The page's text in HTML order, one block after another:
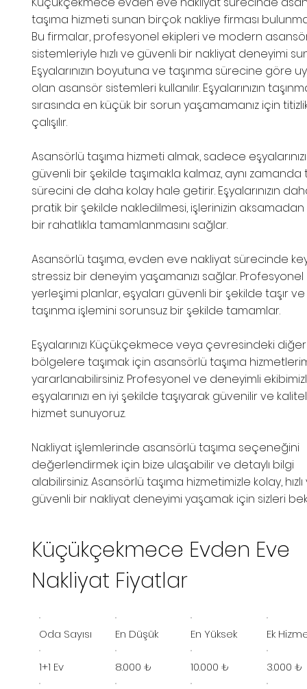
taşıma hizmeti sunan birçok nakliye firması
Bu firmalar, profesyonel ekipleri ve modern
sistemleriyle hızlı ve güvenli bir nakliyat deneyimi
Eşyalarınızın boyutuna ve taşınma sürecine göre
olan asansör sistemleri kullanılır. Eşyalarınızın
sırasında en küçük bir sorun yaşamamanız için
çalışılır.
Asansörlü taşıma hizmeti almak, sadece
güvenli bir şekilde taşımakla kalmaz, aynı zamanda
sürecini de daha kolay hale getirir. Eşyalarınızın
pratik bir şekilde nakledilmesi, işlerinizin
bir rahatlıkla tamamlanmasını sağlar.
Asansörlü taşıma, evden eve nakliyat sürecinde
stressiz bir deneyim yaşamanızı sağlar. Profesyonel
yerleşimi planlar, eşyaları güvenli bir şekilde taşır ve
taşınma işlemini sorunsuz bir şekilde tamamlar.
Eşyalarınızı Küçükçekmece veya çevresindeki diğer
bölgelere taşımak için asansörlü taşıma
yararlanabilirsiniz. Profesyonel ve deneyimli
eşyalarınızı en iyi şekilde taşıyarak güvenilir ve
hizmet sunuyoruz.
Nakliyat işlemlerinde asansörlü taşıma seçeneğini
değerlendirmek için bize ulaşabilir ve detaylı bilgi
alabilirsiniz. Asansörlü taşıma hizmetimizle kolay,
güvenli bir nakliyat deneyimi yaşamak için sizleri
Küçükçekmece Evden Eve
Nakliyat Fiyatlar
Oda Sayısı En Düşük En Yüksek Ek
1+1 Ev 8.000 ₺ 10.000 ₺ 3.000 ₺